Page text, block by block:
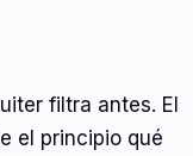
filtra antes. El
el principio qué